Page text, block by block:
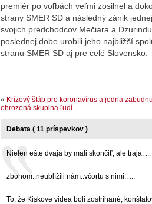
premiér po voľbách veľmi zosilnel a
strany SMER SD a následný zánik
svojich predchodcov Mečiara a
poslednej dobe urobili jeho najbližší
stranu SMER SD aj pre celé Slovensko.
« Krízový štáb pre koronavírus a jedna
ohrozená skupina ľudí
Debata ( 11 príspevkov )
Nielen ešte dvaja by mali skončiť, ale traja. ...
zbohom..neublížili nám..včortu s nimi.. ...
To, že Kiskove videa boli zostrihané,